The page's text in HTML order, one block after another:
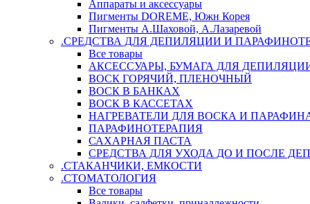
Аппараты и аксессуары
Пигменты DOREME, Южн Корея
Пигменты А.Шаховой, А.Лазаревой
.СРЕДСТВА ДЛЯ ДЕПИЛЯЦИИ И
Все товары
АКСЕССУАРЫ, БУМАГА ДЛЯ
ВОСК ГОРЯЧИЙ, ПЛЕНОЧНЫЙ
ВОСК В БАНКАХ
ВОСК В КАССЕТАХ
НАГРЕВАТЕЛИ ДЛЯ ВОСКА И
ПАРАФИНОТЕРАПИЯ
САХАРНАЯ ПАСТА
СРЕДСТВА ДЛЯ УХОДА ДО И ПОСЛЕ
.СТАКАНЧИКИ, ЕМКОСТИ
.СТОМАТОЛОГИЯ
Все товары